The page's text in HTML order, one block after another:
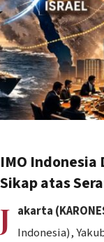
IMO
Sikap atas
J akarta
Indonesia),